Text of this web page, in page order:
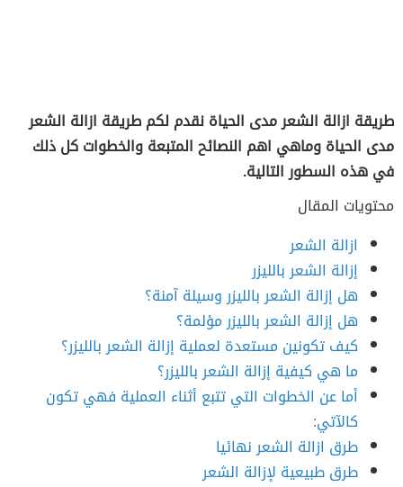
طريقة ازالة الشعر مدى الحياة نقدم لكم طريقة ازالة الشعر
مدى الحياة وماهي اهم النصائح المتبعة والخطوات كل ذلك
في هذه السطور التالية.
محتويات المقال
ازالة الشعر
إزالة الشعر بالليزر
هل إزالة الشعر بالليزر وسيلة آمنة؟
هل إزالة الشعر بالليزر مؤلمة؟
كيف تكونين مستعدة لعملية إزالة الشعر بالليزر؟
ما هي كيفية إزالة الشعر بالليزر؟
أما عن الخطوات التي تتبع أثناء العملية فهي تكون
كالآتي:
طرق ازالة الشعر نهائيا
طرق طبيعية لإزالة الشعر